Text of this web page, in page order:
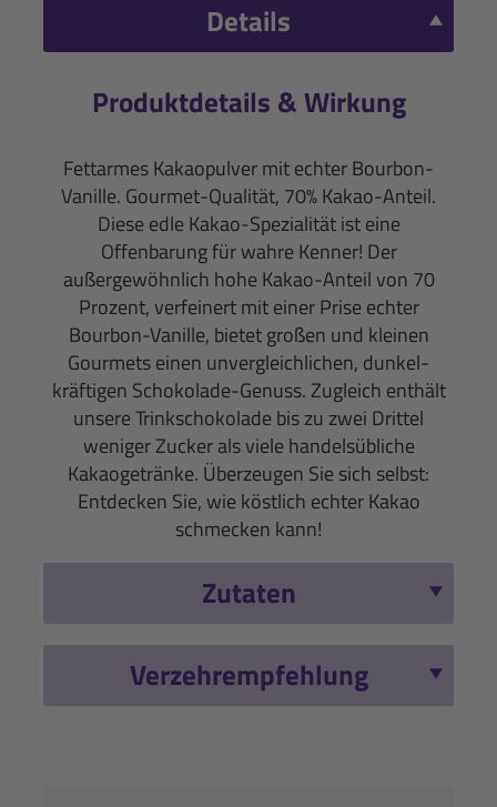
Details
Produktdetails & Wirkung
Fettarmes Kakaopulver mit echter Bourbon-
Vanille. Gourmet-Qualität, 70% Kakao-Anteil.
Diese edle Kakao-Spezialität ist eine
Offenbarung für wahre Kenner! Der
außergewöhnlich hohe Kakao-Anteil von 70
Prozent, verfeinert mit einer Prise echter
Bourbon-Vanille, bietet großen und kleinen
Gourmets einen unvergleichlichen, dunkel-
kräftigen Schokolade-Genuss. Zugleich enthält
unsere Trinkschokolade bis zu zwei Drittel
weniger Zucker als viele handelsübliche
Kakaogetränke. Überzeugen Sie sich selbst:
Entdecken Sie, wie köstlich echter Kakao
schmecken kann!
Zutaten
Verzehrempfehlung